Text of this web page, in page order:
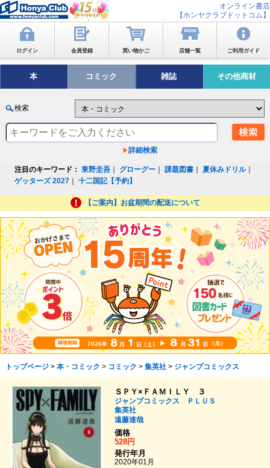
オンライン書店
【ホンヤクラブドットコム】
ログイン 会員登録 買い物かご 店舗一覧 ご利用ガイド
本 コミック 雑誌 その他商材
検索
詳細検索
注目のキーワード： 東野圭吾 グローグー ｜課題図書 ｜夏休みドリル｜
ゲッターズ 2027 ｜十二国記【予約】
【ご案内】お盆期間の配送について
トップページ> 本・コミック > コミック > 集英社> ジャンプコミックス
ＳＰＹ×ＦＡＭＩＬＹ ３
ジャンプコミックス ＰＬＵＳ
集英社
遠藤達哉
価格
528円
発行年月
2020年01月